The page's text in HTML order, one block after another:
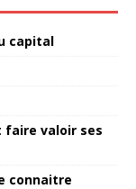
capital
valoir ses
connaitre